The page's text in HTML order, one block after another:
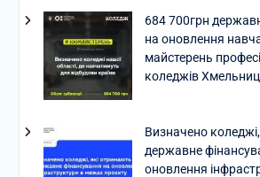
684 700грн
на оновлення
майстерень
коледжів
Визначено
державне
оновлення